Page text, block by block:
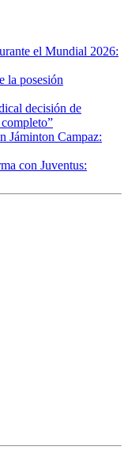
el Mundial 2026:
la posesión
decisión de
Jáminton Campaz:
con Juventus: